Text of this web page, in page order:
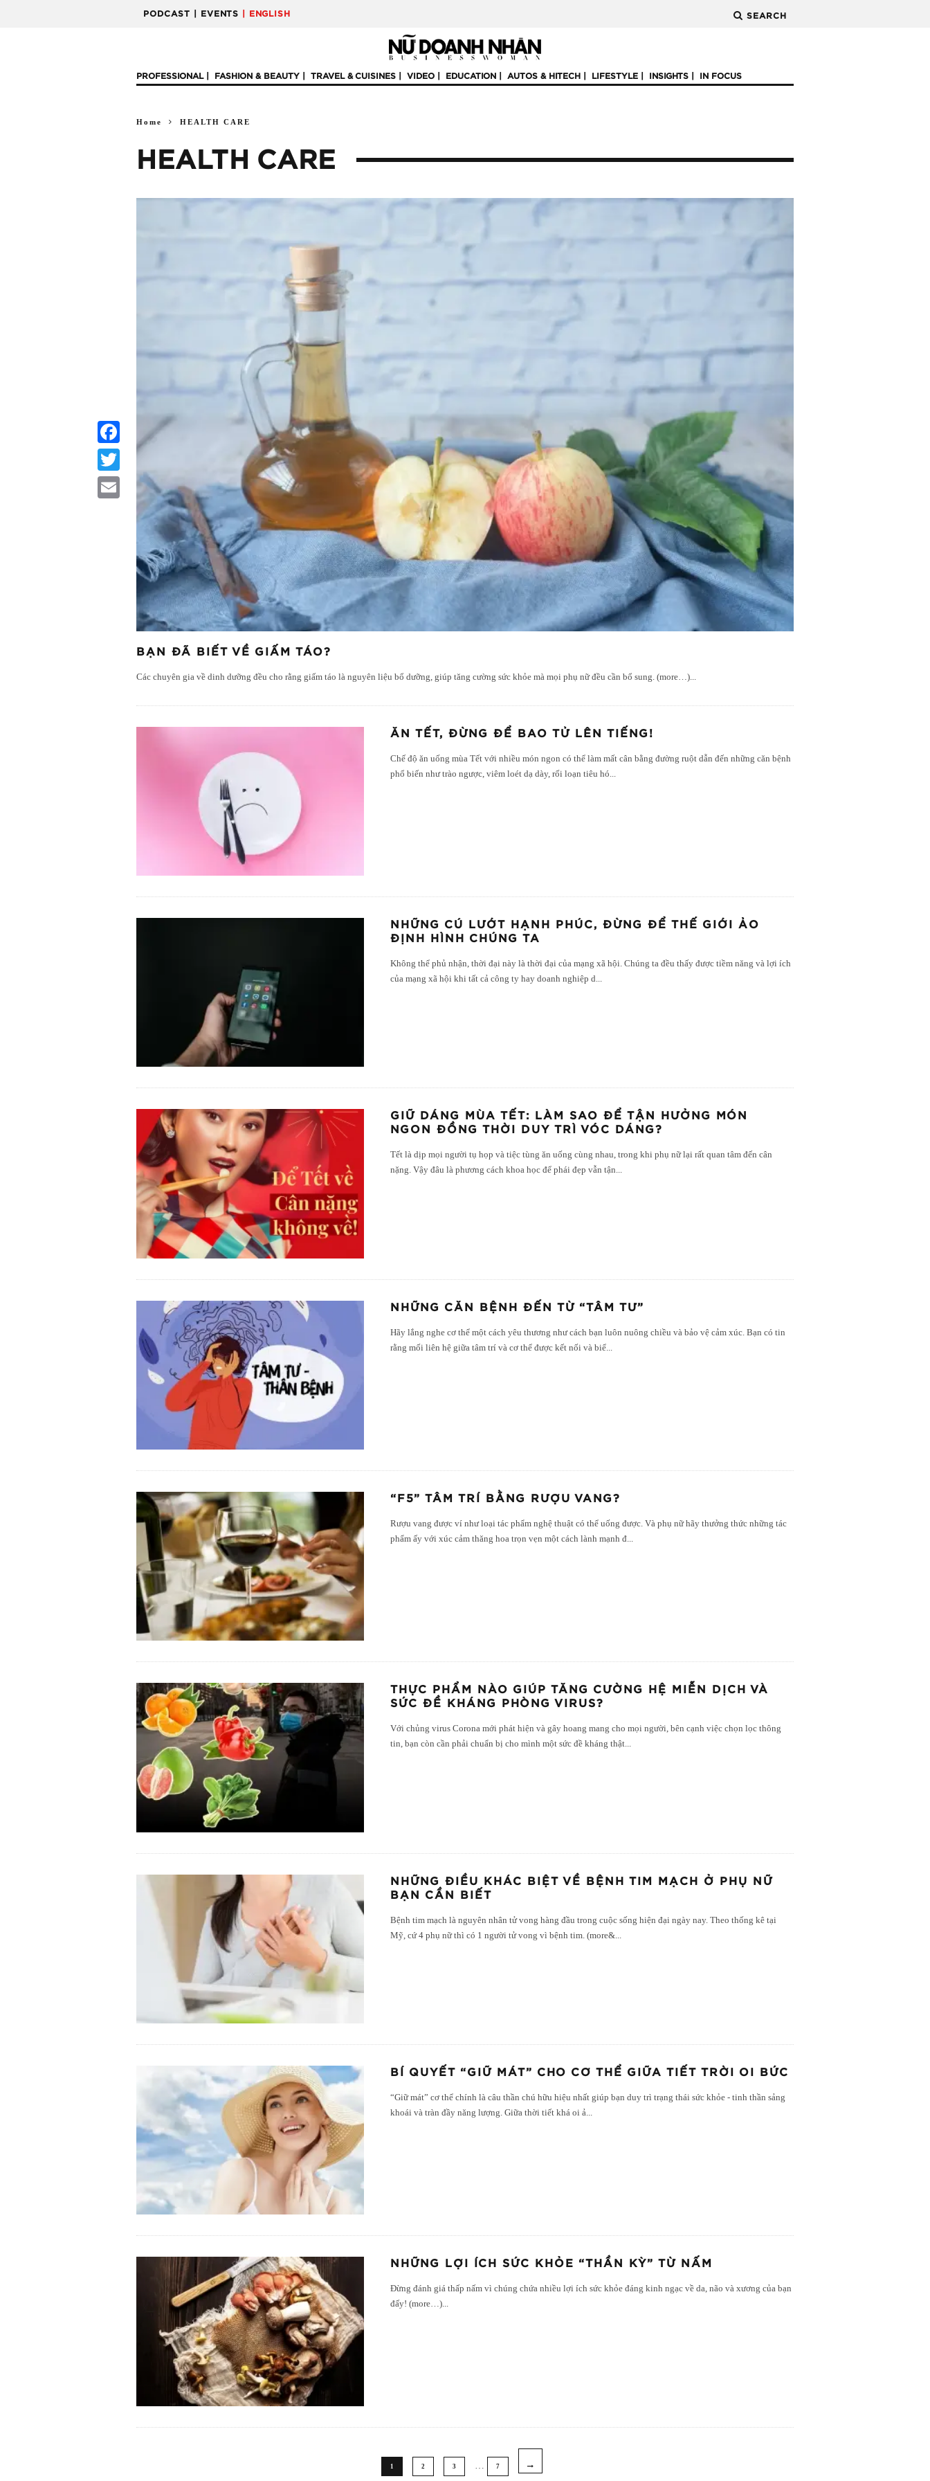
PODCAST | EVENTS | ENGLISH SEARCH
PROFESSIONAL FASHION & BEAUTY TRAVEL & CUISINES VIDEO EDUCATION AUTOS & HITECH LIFESTYLE INSIGHTS IN FOCUS
Home HEALTH CARE
HEALTH CARE
BẠN ĐÃ BIẾT VỀ GIẤM TÁO?
Các chuyên gia về dinh dưỡng đều cho rằng giấm táo là nguyên liệu bổ dưỡng, giúp tăng cường sức khỏe mà mọi phụ nữ đều cần bổ sung. (more…)...
Facebook
Twitter
ĂN TẾT, ĐỪNG ĐỂ BAO TỬ LÊN TIẾNG!
Chế độ ăn uống mùa Tết với nhiều món ngon có thể làm mất cân bằng đường ruột dẫn đến những căn bệnh
phổ biến như trào ngược, viêm loét dạ dày, rối loạn tiêu hó...
NHỮNG CÚ LƯỚT HẠNH PHÚC, ĐỪNG ĐỂ THẾ GIỚI ẢO
ĐỊNH HÌNH CHÚNG TA
Không thể phủ nhận, thời đại này là thời đại của mạng xã hội. Chúng ta đều thấy được tiềm năng và lợi ích
của mạng xã hội khi tất cả công ty hay doanh nghiệp d...
GIỮ DÁNG MÙA TẾT: LÀM SAO ĐỂ TẬN HƯỞNG MÓN
NGON ĐỒNG THỜI DUY TRÌ VÓC DÁNG?
Tết là dịp mọi người tụ họp và tiệc tùng ăn uống cùng nhau, trong khi phụ nữ lại rất quan tâm đến cân
nặng. Vậy đâu là phương cách khoa học để phái đẹp vẫn tận...
NHỮNG CĂN BỆNH ĐẾN TỪ “TÂM TƯ”
Hãy lắng nghe cơ thể một cách yêu thương như cách bạn luôn nuông chiều và bảo vệ cảm xúc. Bạn có tin
rằng mối liên hệ giữa tâm trí và cơ thể được kết nối và biể
“F5” TÂM TRÍ BẰNG RƯỢU VANG?
Rượu vang được ví như loại tác phẩm nghệ thuật có thể uống được. Và phụ nữ hãy thưởng thức những tác
phẩm ấy với xúc cảm thăng hoa trọn vẹn một cách lành mạnh đ...
THỰC PHẨM NÀO GIÚP TĂNG CƯỜNG HỆ MIỄN DỊCH VÀ
SỨC ĐỀ KHÁNG PHÒNG VIRUS?
Với chủng virus Corona mới phát hiện và gây hoang mang cho mọi người, bên cạnh việc chọn lọc thông
tin, bạn còn cần phải chuẩn bị cho mình một sức đề kháng thật...
NHỮNG ĐIỀU KHÁC BIỆT VỀ BỆNH TIM MẠCH Ở PHỤ NỮ
BẠN CẦN BIẾT
Bệnh tim mạch là nguyên nhân tử vong hàng đầu trong cuộc sống hiện đại ngày nay. Theo thống kê tại
Mỹ, cứ 4 phụ nữ thì có 1 người tử vong vì bệnh tim. (more&
BÍ QUYẾT “GIỮ MÁT” CHO CƠ THỂ GIỮA TIẾT TRỜI OI BỨC
“Giữ mát” cơ thể chính là câu thần chú hữu hiệu nhất giúp bạn duy trì trạng thái sức khỏe - tinh thần sảng
khoái và tràn đầy năng lượng. Giữa thời tiết khá oi ả...
NHỮNG LỢI ÍCH SỨC KHỎE “THẦN KỲ” TỪ NẤM
Đừng đánh giá thấp nấm vì chúng chứa nhiều lợi ích sức khỏe đáng kinh ngạc về da, não và xương của bạn
đấy! (more…)...
1 2 3 7